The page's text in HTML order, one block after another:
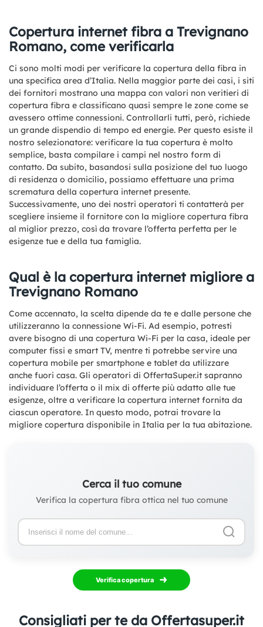
Copertura internet fibra a Trevignano
Romano, come verificarla
Ci sono molti modi per verificare la copertura della fibra in
una specifica area d’Italia. Nella maggior parte dei casi, i siti
dei fornitori mostrano una mappa con valori non veritieri di
copertura fibra e classificano quasi sempre le zone come se
avessero ottime connessioni. Controllarli tutti, però, richiede
un grande dispendio di tempo ed energie. Per questo esiste il
nostro selezionatore: verificare la tua copertura è molto
semplice, basta compilare i campi nel nostro form di
contatto. Da subito, basandosi sulla posizione del tuo luogo
di residenza o domicilio, possiamo effettuare una prima
scrematura della copertura internet presente.
Successivamente, uno dei nostri operatori ti contatterà per
scegliere insieme il fornitore con la migliore copertura fibra
al miglior prezzo, così da trovare l’offerta perfetta per le
esigenze tue e della tua famiglia.
Qual è la copertura internet migliore a
Trevignano Romano
Come accennato, la scelta dipende da te e dalle persone che
utilizzeranno la connessione Wi-Fi. Ad esempio, potresti
avere bisogno di una copertura Wi-Fi per la casa, ideale per
computer fissi e smart TV, mentre ti potrebbe servire una
copertura mobile per smartphone e tablet da utilizzare
anche fuori casa. Gli operatori di OffertaSuper.it sapranno
individuare l’offerta o il mix di offerte più adatto alle tue
esigenze, oltre a verificare la copertura internet fornita da
ciascun operatore. In questo modo, potrai trovare la
migliore copertura disponibile in Italia per la tua abitazione.
Cerca il tuo comune
Verifica la copertura fibra ottica nel tuo comune
Verifica copertura
Consigliati per te da Offertasuper.it